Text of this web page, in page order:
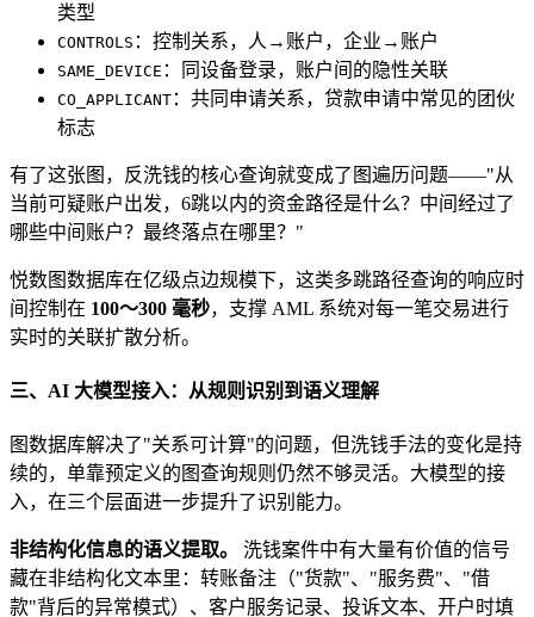
类型
CONTROLS ：控制关系，人→账户，企业→账户
SAME_DEVICE ：同设备登录，账户间的隐性关联
CO_APPLICANT ：共同申请关系，贷款申请中常见的团伙
标志
有了这张图，反洗钱的核心查询就变成了图遍历问题——"从
当前可疑账户出发，6跳以内的资金路径是什么？中间经过了
哪些中间账户？最终落点在哪里？"
悦数图数据库在亿级点边规模下，这类多跳路径查询的响应时
间控制在 100～300 毫秒，支撑 AML 系统对每一笔交易进行
实时的关联扩散分析。
三、AI 大模型接入：从规则识别到语义理解
图数据库解决了"关系可计算"的问题，但洗钱手法的变化是持
续的，单靠预定义的图查询规则仍然不够灵活。大模型的接
入，在三个层面进一步提升了识别能力。
非结构化信息的语义提取。
洗钱案件中有大量有价值的信号
藏在非结构化文本里：转账备注（"货款"、"服务费"、"借
款"背后的异常模式）、客户服务记录、投诉文本、开户时填